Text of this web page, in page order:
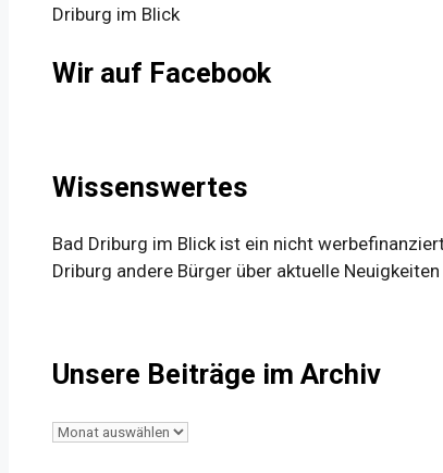
Driburg im Blick
Wir auf Facebook
Wissenswertes
Bad Driburg im Blick ist ein nicht
Driburg andere Bürger über aktuelle
Unsere Beiträge im Archiv
Unsere